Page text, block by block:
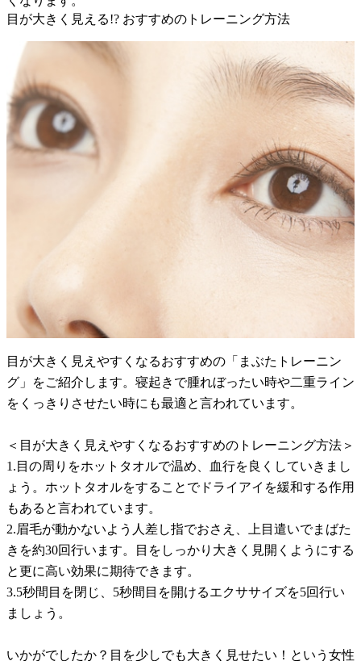
目が大きく見える!? おすすめのトレーニング方法
目が大きく見えやすくなるおすすめの「まぶたトレーニン
グ」をご紹介します。寝起きで腫れぼったい時や二重ライン
をくっきりさせたい時にも最適と言われています。
＜目が大きく見えやすくなるおすすめのトレーニング方法＞
1.目の周りをホットタオルで温め、血行を良くしていきまし
ょう。ホットタオルをすることでドライアイを緩和する作用
もあると言われています。
2.眉毛が動かないよう人差し指でおさえ、上目遣いでまばた
きを約30回行います。目をしっかり大きく見開くようにする
と更に高い効果に期待できます。
3.5秒間目を閉じ、5秒間目を開けるエクササイズを5回行い
ましょう。
いかがでしたか？目を少しでも大きく見せたい！という女性